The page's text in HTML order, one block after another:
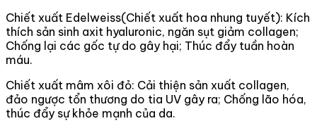
Chiết xuất Edelweiss(Chiết xuất hoa nhung tuyết): Kích
thích sản sinh axit hyaluronic, ngăn sụt giảm collagen;
Chống lại các gốc tự do gây hại; Thúc đẩy tuần hoàn
máu.
Chiết xuất mâm xôi đỏ: Cải thiện sản xuất collagen,
đảo ngược tổn thương do tia UV gây ra; Chống lão hóa,
thúc đẩy sự khỏe mạnh của da.